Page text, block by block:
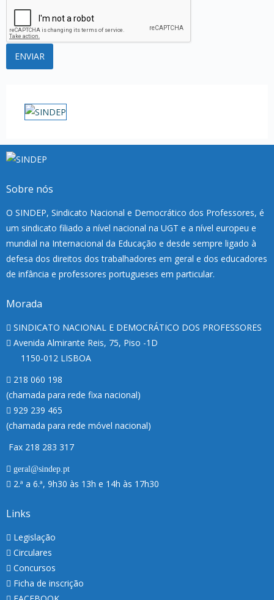
Sobre nós
O SINDEP, Sindicato Nacional e Democrático dos Professores, é
um sindicato filiado a nível nacional na UGT e a nível europeu e
mundial na Internacional da Educação e desde sempre ligado à
defesa dos direitos dos trabalhadores em geral e dos educadores
de infância e professores portugueses em particular.
Morada
SINDICATO NACIONAL E DEMOCRÁTICO DOS PROFESSORES
Avenida Almirante Reis, 75, Piso -1D
1150-012 LISBOA
218 060 198
(chamada para rede fixa nacional)
929 239 465
(chamada para rede móvel nacional)
Fax 218 283 317
geral@sindep.pt
2.ª a 6.ª, 9h30 às 13h e 14h às 17h30
Links
Legislação
Circulares
Concursos
Ficha de inscrição